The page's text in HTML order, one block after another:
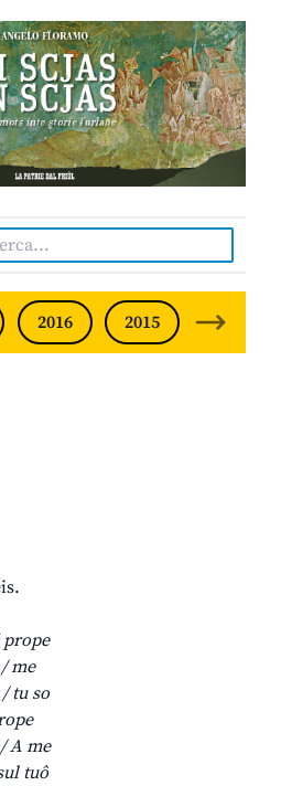
FRIULIAN MONTHLY
2016 2015 2014
prope
me
tu so
A me
tuô